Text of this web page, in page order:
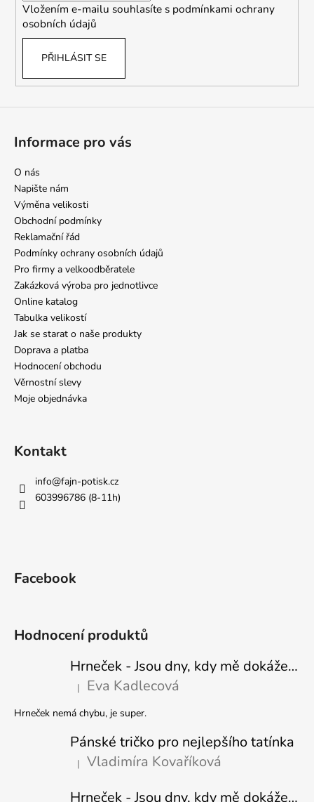
Vložením e-mailu souhlasíte s podmínkami ochrany
osobních údajů
PŘIHLÁSIT SE
Informace pro vás
O nás
Napište nám
Výměna velikosti
Obchodní podmínky
Reklamační řád
Podmínky ochrany osobních údajů
Pro firmy a velkoodběratele
Zakázková výroba pro jednotlivce
Online katalog
Tabulka velikostí
Jak se starat o naše produkty
Doprava a platba
Hodnocení obchodu
Věrnostní slevy
Moje objednávka
Kontakt
info@fajn-potisk.cz
603996786 (8-11h)
Facebook
Hodnocení produktů
Hrneček - Jsou dny, kdy mě dokáže nasrat i vzduch - Sova
Hodnocení produktu je 5 z 5 hvězdiček.
| Eva Kadlecová
Hrneček nemá chybu, je super.
Pánské tričko pro nejlepšího tatínka
Hodnocení produktu je 5 z 5 hvězdiček.
| Vladimíra Kovaříková
Hrneček - Jsou dny, kdy mě dokáže nasrat i vzduch-naštvaný pejsek